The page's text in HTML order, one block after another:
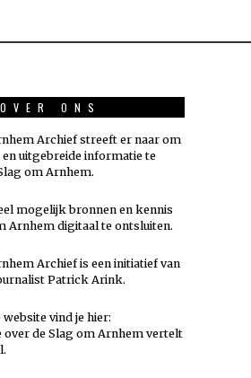
OVER ONS
Archief streeft er naar om
en uitgebreide informatie te
om Arnhem.
mogelijkbronnen en kennis
Arnhem digitaal te ontsluiten.
Archief is een initiatief van
Patrick Arink.
vind je hier:
over de Slag om Arnhem vertelt
.